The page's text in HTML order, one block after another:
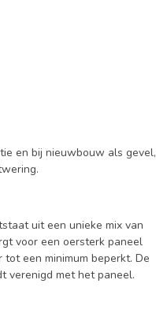
en bij nieuwbouw als gevel,
uit een unieke mix van
voor een oersterk paneel
een minimum beperkt. De
verenigd met het paneel.